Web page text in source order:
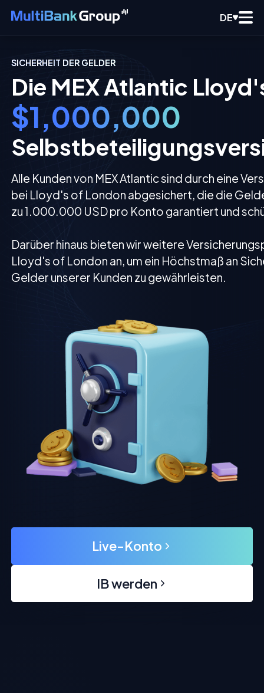
DE
SICHERHEIT DER GELDER
Die MEX Atlantic
$1,000,000
Alle Kunden von MEX Atlantic sind durch eine
bei Lloyd's of London abgesichert, die die
zu 1.000.000 USD pro Konto garantiert und
Darüber hinaus bieten wir weitere
Lloyd's of London an, um ein Höchstmaß an
Gelder unserer Kunden zu gewährleisten.
Live-Konto
IB werden